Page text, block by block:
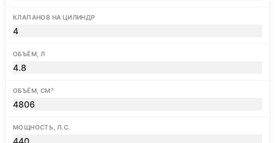
КЛАПАНОВ НА ЦИЛИНДР
4
ОБЪЁМ, Л
4.8
ОБЪЁМ, СМ³
4806
МОЩНОСТЬ, Л.С.
440